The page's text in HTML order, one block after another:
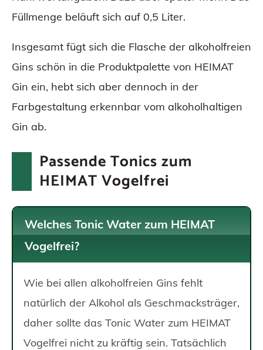
Füllmenge beläuft sich auf 0,5 Liter.
Insgesamt fügt sich die Flasche der alkoholfreien
Gins schön in die Produktpalette von HEIMAT
Gin ein, hebt sich aber dennoch in der
Farbgestaltung erkennbar vom alkoholhaltigen
Gin ab.
Passende Tonics zum
HEIMAT Vogelfrei
Welches Tonic Water zum HEIMAT
Vogelfrei?
Wie bei allen alkoholfreien Gins fehlt
natürlich der Alkohol als Geschmacksträger,
daher sollte das Tonic Water zum HEIMAT
Vogelfrei nicht zu kräftig sein. Tatsächlich